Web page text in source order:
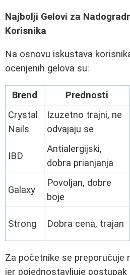
Najbolji Gelovi za
Korisnika
Na osnovu iskustava
ocenjenih gelova su:
Brend Prednosti
Crystal
Nails
Izuzetno trajni, ne
odvajaju se
IBD
Antialergijski,
dobra prianjanja
Galaxy
Povoljan, dobre
boje
Strong Dobra cena, trajan
Za početnike se preporučuje
jer pojednostavljuje postupak